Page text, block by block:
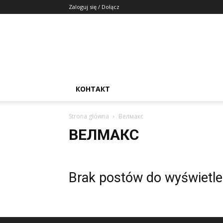
Zaloguj się / Dołącz
КОНТАКТ
Strona główna Велмакс
ВЕЛМАКС
Brak postów do